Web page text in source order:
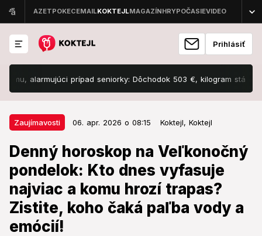
Prihlásiť
prípad seniorky: Dôchodok 503 €, kilogram stál... Šialené!
Zaujímavosti 06. apr. 2026 o 08:15 Koktejl, Koktejl
Denný horoskop na Veľkonočný
pondelok: Kto dnes vyfasuje
najviac a komu hrozí trapas?
Zistite, koho čaká paľba vody a
emócií!
Zaujímavosti 06. apr. 2026 o 08:15
Denný horoskop na Veľkonočný
pondelok: Kto dnes vyfasuje
najviac a komu hrozí trapas?
Zistite, koho čaká paľba vody a
emócií!